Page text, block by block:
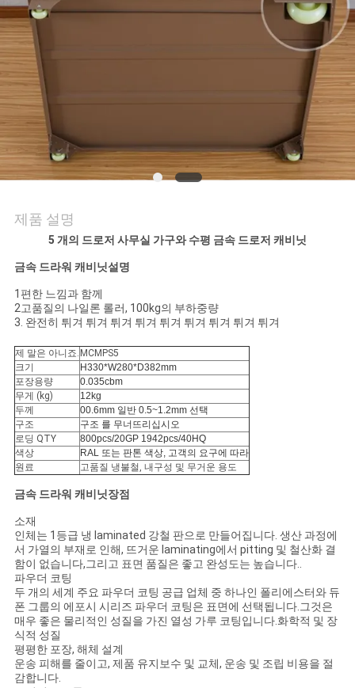
연
락
주
세
요
스
인
용
문
을
요
구
하
세
요
사
이
트
제품 설명
5 개의 드로저 사무실 가구와 수평 금속 드로저 캐비닛
금속 드라워 캐비닛설명
1편한 느낌과 함께
2고품질의 나일론 롤러, 100kg의 부하중량
3. 완전히 튀겨 튀겨 튀겨 튀겨 튀겨 튀겨 튀겨 튀겨 튀겨
제 말은 아니죠. MCMPS5
크기
H330*W280*D382mm
포장용량
0.035cbm
무게 (kg)
12kg
두께
00.6mm 일반 0.5~1.2mm 선택
구조
구조 를 무너뜨리십시오
로딩 QTY
800pcs/20GP 1942pcs/40HQ
색상
RAL 또는 판톤 색상, 고객의 요구에 따라
원료
고품질 냉불철, 내구성 및 무거운 용도
금속 드라워 캐비닛장점
소재
인체는 1등급 냉 laminated 강철 판으로 만들어집니다. 생산 과정에
서 가열의 부재로 인해, 뜨거운 laminating에서 pitting 및 철산화 결
함이 없습니다,그리고 표면 품질은 좋고 완성도는 높습니다..
파우더 코팅
두 개의 세계 주요 파우더 코팅 공급 업체 중 하나인 폴리에스터와 듀
폰 그룹의 에포시 시리즈 파우더 코팅은 표면에 선택됩니다.그것은
매우 좋은 물리적인 성질을 가진 열성 가루 코팅입니다.화학적 및 장
식적 성질
평평한 포장, 해체 설계
운송 피해를 줄이고, 제품 유지보수 및 교체, 운송 및 조립 비용을 절
감합니다.